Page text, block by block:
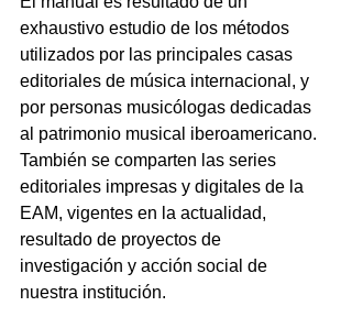
exhaustivo estudio de los métodos
utilizados por las principales casas
editoriales de música internacional, y
por personas musicólogas dedicadas
al patrimonio musical iberoamericano.
También se comparten las series
editoriales impresas y digitales de la
EAM, vigentes en la actualidad,
resultado de proyectos de
investigación y acción social de
nuestra institución.